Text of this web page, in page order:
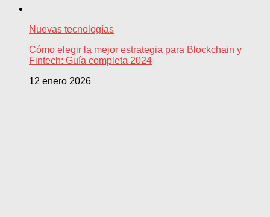
Nuevas tecnologías
Cómo elegir la mejor estrategia para Blockchain y
Fintech: Guía completa 2024
12 enero 2026